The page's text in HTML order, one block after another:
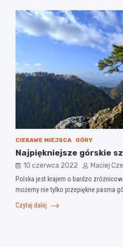
CIEKAWE MIEJSCA GÓRY
Najpiękniejsze górskie
10 czerwca 2022 Maciej
Polska jest krajem o bardzo
możemy nie tylko przepiękne pasma
Czytaj dalej